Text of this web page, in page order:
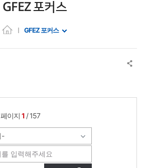
GFEZ 포커스
GFEZ 포커스
페이지1 / 157